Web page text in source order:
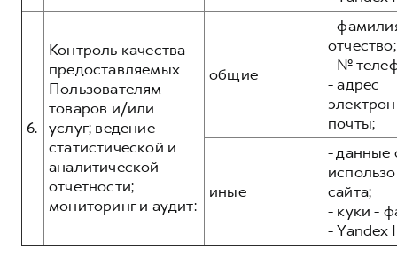
6.
Контроль качества
предоставляемых
Пользователям
товаров и/или
услуг; ведение
статистической и
аналитической
отчетности;
мониторинг и аудит:
общие
-
отчество;
- №
- адрес
почты;
иные
- данные
сайта;
- куки -
- Yandex